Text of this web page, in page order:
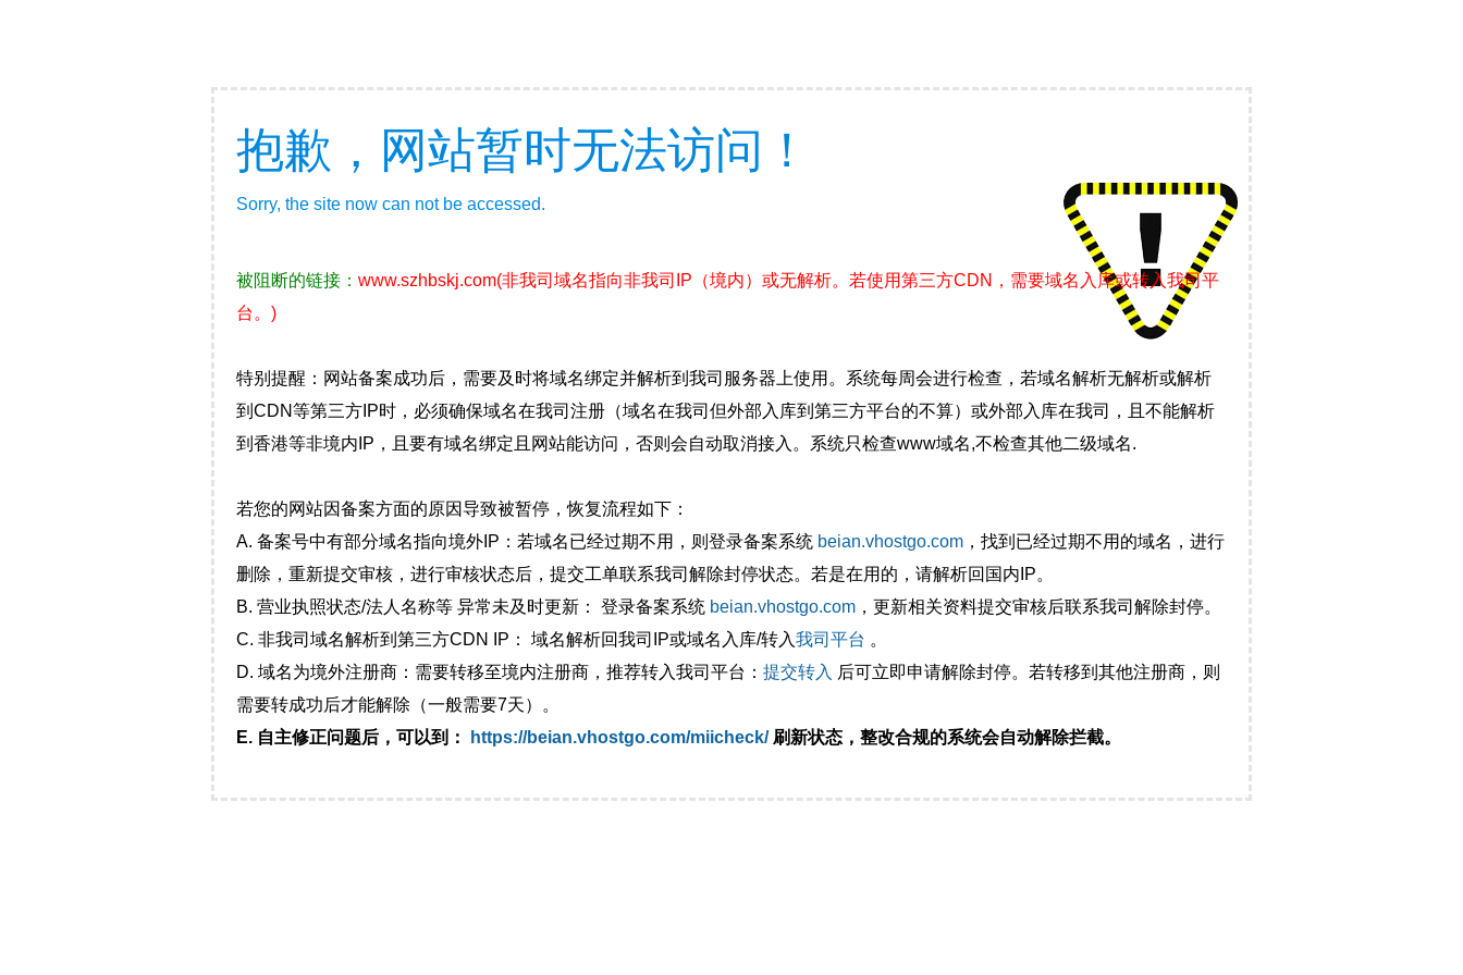
抱歉，网站暂时无法访问！
Sorry, the site now can not be accessed.
被阻断的链接： www.szhbskj.com(非我司域名指向非我司IP（境内）或无解析。若使用第三方CDN，需要域名入库或转入我司平
台。)
特别提醒：网站备案成功后，需要及时将域名绑定并解析到我司服务器上使用。系统每周会进行检查，若域名解析无解析或解析
到CDN等第三方IP时，必须确保域名在我司注册（域名在我司但外部入库到第三方平台的不算）或外部入库在我司，且不能解析
到香港等非境内IP，且要有域名绑定且网站能访问，否则会自动取消接入。系统只检查www域名,不检查其他二级域名.
若您的网站因备案方面的原因导致被暂停，恢复流程如下：
A. 备案号中有部分域名指向境外IP：若域名已经过期不用，则登录备案系统 beian.vhostgo.com ，找到已经过期不用的域名，进行
删除，重新提交审核，进行审核状态后，提交工单联系我司解除封停状态。若是在用的，请解析回国内IP。
B. 营业执照状态/法人名称等 异常未及时更新： 登录备案系统 beian.vhostgo.com ，更新相关资料提交审核后联系我司解除封停。
C. 非我司域名解析到第三方CDN IP： 域名解析回我司IP或域名入库/转入我司平台 。
D. 域名为境外注册商：需要转移至境内注册商，推荐转入我司平台： 提交转入 后可立即申请解除封停。若转移到其他注册商，则
需要转成功后才能解除（一般需要7天）。
E. 自主修正问题后，可以到：
https://beian.vhostgo.com/miicheck/刷新状态，整改合规的系统会自动解除拦截。